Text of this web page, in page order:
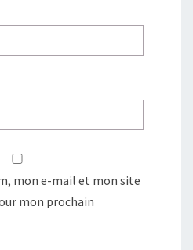
mon e-mail et mon site
mon prochain